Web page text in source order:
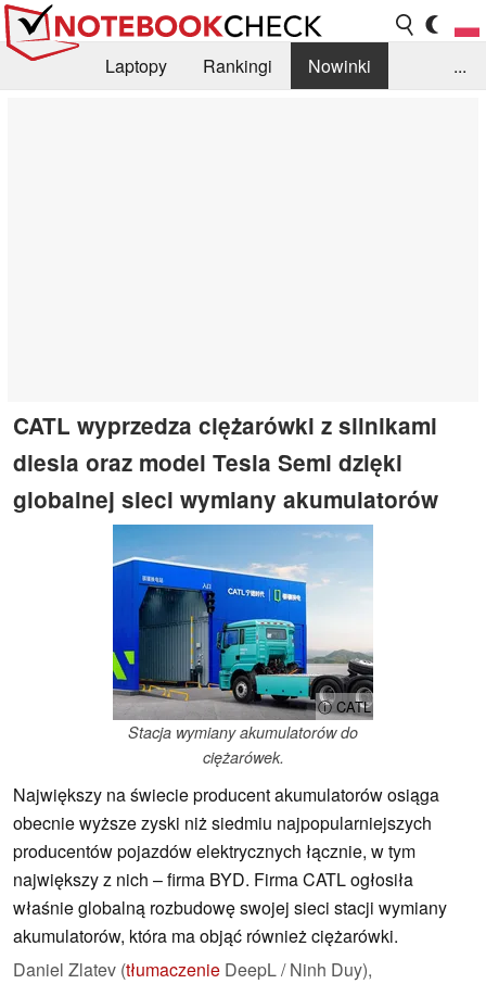
Laptopy Rankingi
Nowinki
...
CATL wyprzedza ciężarówki z silnikami
diesla oraz model Tesla Semi dzięki
globalnej sieci wymiany akumulatorów
ⓘ CATL
Stacja wymiany akumulatorów do
ciężarówek.
Największy na świecie producent akumulatorów osiąga
obecnie wyższe zyski niż siedmiu najpopularniejszych
producentów pojazdów elektrycznych łącznie, w tym
największy z nich – firma BYD. Firma CATL ogłosiła
właśnie globalną rozbudowę swojej sieci stacji wymiany
akumulatorów, która ma objąć również ciężarówki.
Daniel Zlatev (tłumaczenie DeepL / Ninh Duy),